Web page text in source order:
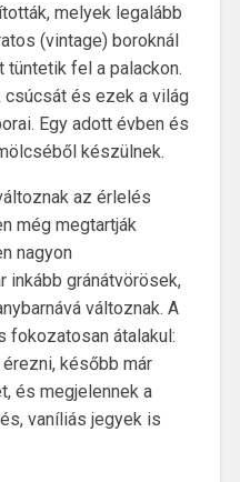
melyek legalább
(vintage) boroknál
tüntetik fel a palackon.
és ezek a világ
Egy adott évben és
készülnek.
az érlelés
még megtartják
nagyon
inkább gránátvörösek,
változnak. A
fokozatosan átalakul:
később már
és megjelennek a
vaníliás jegyek is